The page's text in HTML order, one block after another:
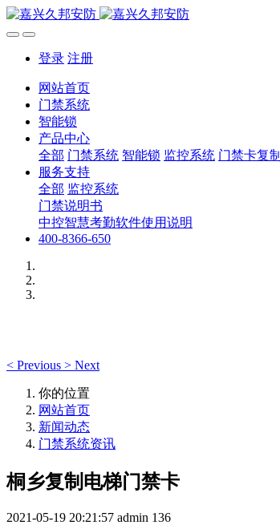
登录 注册
网站首页
门禁系统
智能锁
产品中心
全部 门禁系统 智能锁 监控系统 门禁卡复制
服务支持
全部 监控系统
门禁说明书
中控智慧考勤软件使用说明
400-8366-650
< Previous > Next
你的位置
网站首页
新闻动态
门禁系统资讯
桐乡复制电梯门禁卡
2021-05-19 20:21:57 admin 136